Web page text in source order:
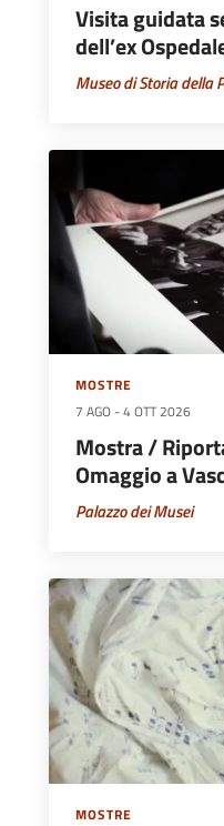
Visita guidata
dell’ex
Museo di Storia della
MOSTRE
7 AGO -4 OTT 2026
Mostra /
Omaggio a
Palazzo dei Musei
MOSTRE